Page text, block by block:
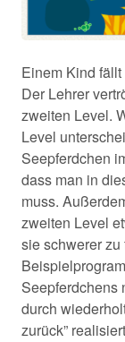
Einem Kind fällt
Der Lehrer
zweiten Level.
Level
Seepferdchen
dass man in
muss.
zweiten Level
sie schwerer
Seepferdchens
durch
zurück”